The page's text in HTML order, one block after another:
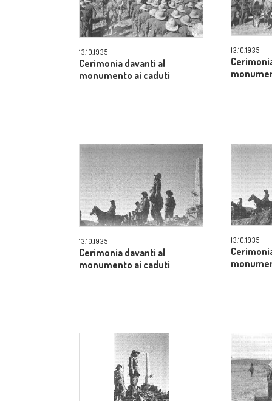
13.10.1935
Cerimonia davanti al
monumento ai caduti
13.10.1935
13.10.1935
Cerimonia davanti al
monumento ai caduti
13.10.1935